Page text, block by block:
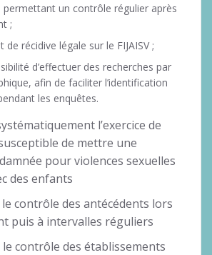
permettant un contrôle régulier après
;
de récidive légale sur le FIJAISV ;
d’effectuer des recherches par
afin de faciliter l’identification
les enquêtes.
l’exercice de
de mettre une
pour violences sexuelles
des enfants
contrôle des antécédents lors
puis à intervalles réguliers
le contrôle des établissements